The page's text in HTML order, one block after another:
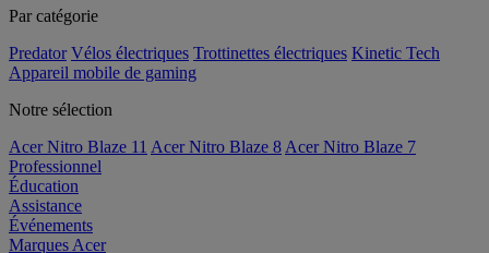
Par catégorie
Predator Vélos électriques Trottinettes électriques Kinetic Tech
Appareil mobile de gaming
Notre sélection
Acer Nitro Blaze 11 Acer Nitro Blaze 8 Acer Nitro Blaze 7
Professionnel
Éducation
Assistance
Événements
Marques Acer